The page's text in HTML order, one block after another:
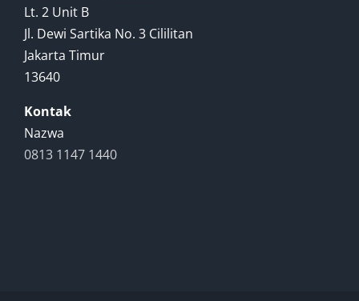
Lt. 2 Unit B
Jl. Dewi Sartika No. 3 Cililitan
Jakarta Timur
13640
Kontak
Nazwa
0813 1147 1440